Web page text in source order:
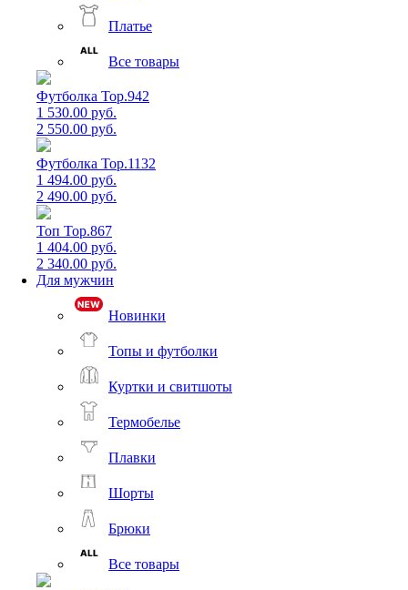
Платье
Все товары
Футболка Top.942
1 530.00 руб.
2 550.00 руб.
Футболка Top.1132
1 494.00 руб.
2 490.00 руб.
Топ Top.867
1 404.00 руб.
2 340.00 руб.
Для мужчин
Новинки
Топы и футболки
Куртки и свитшоты
Термобелье
Плавки
Шорты
Брюки
Все товары